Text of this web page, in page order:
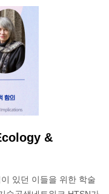
&
있던 이들을 위한 학술